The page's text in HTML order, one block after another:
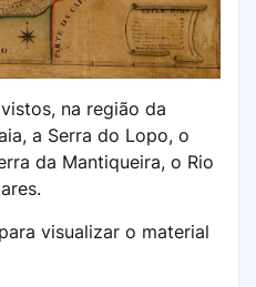
na região da
a Serra do Lopo, o
da Mantiqueira, o Rio
visualizar o material